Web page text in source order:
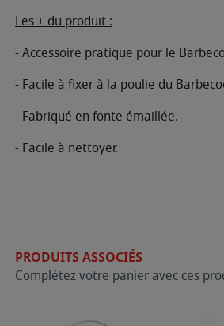
Les + du produit :
- Accessoire pratique pour le
- Facile à fixer à la poulie du
- Fabriqué en fonte émaillée.
- Facile à nettoyer.
PRODUITS ASSOCIÉS
Complétez votre panier avec ces